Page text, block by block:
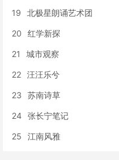
19 北极星朗诵艺术团
20 红学新探
21 城市观察
22 汪汪乐兮
23 苏南诗草
24 张长宁笔记
25 江南风雅